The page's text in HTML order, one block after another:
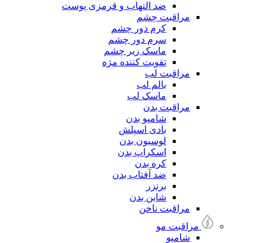
ضد التهاب و قرمزی پوست
مراقبت چشم
کرم دور چشم
سرم دور چشم
ماسک زیر چشم
تقویت کننده مژه
مراقبت لب
بالم لب
ماسک لب
مراقبت بدن
شامپو بدن
بادی اسپلش
لوسیون بدن
اسکراپ بدن
کره بدن
ضد آفتاب بدن
برنزر
شاین بدن
مراقبت ناخن
مراقبت مو
شامپو